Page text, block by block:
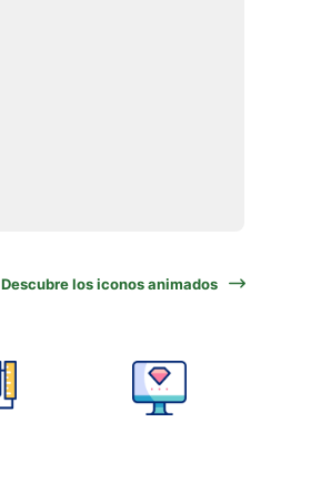
Descubre los iconos animados